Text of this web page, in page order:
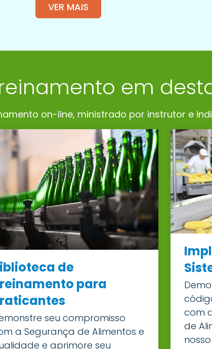
VER MAIS
em
on-line, ministrado por instrutor e
de
para
seu compromisso
a Segurança de Alimentos e
e aprimore seu
com
de